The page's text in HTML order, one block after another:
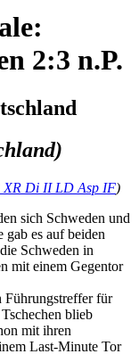
2:3 n.P.
XR Di II LD Asp IF)
sich Schweden und
gab es auf beiden
Schweden in
mit einem Gegentor
Führungstreffer für
blieb
mit ihren
Last-Minute Tor